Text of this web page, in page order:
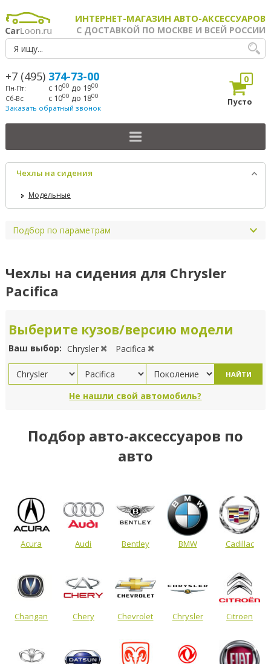
ИНТЕРНЕТ-МАГАЗИН АВТО-АКСЕССУАРОВ
С ДОСТАВКОЙ ПО МОСКВЕ И ВСЕЙ РОССИИ
+7 (495) 374-73-00
Пн-Пт: с 1000 до 1900
Сб-Вс: с 1000 до 1800
Заказать обратный звонок
0
Пусто
Чехлы на сидения
Модельные
Подбор по параметрам
Чехлы на сидения для Chrysler
Pacifica
Выберите кузов/версию модели
Ваш выбор: Chrysler Pacifica
НАЙТИ
Не нашли свой автомобиль?
Подбор авто-аксессуаров по
авто
Acura Audi Bentley BMW Cadillac
Changan Chery Chevrolet Chrysler Citroen